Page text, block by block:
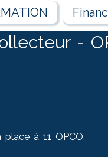
-
à 11 OPCO.